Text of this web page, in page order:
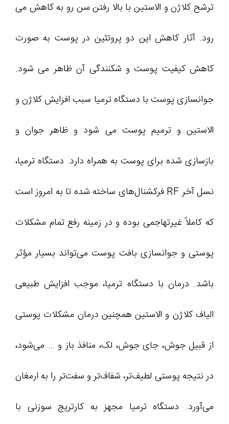
ترشح کلاژن و الاستین با بالا رفتن سن رو به کاهش می
رود. آثار کاهش این دو پروتئین در پوست به صورت
کاهش کیفیت پوست و شکنندگی آن ظاهر می شود.
جوانسازی پوست با دستگاه ترمیا سبب افزایش کلاژن و
الاستین و ترمیم پوست می شود و ظاهر جوان و
بازسازی شده برای پوست به همراه دارد. دستگاه ترمیا،
نسل آخر RF فرکشنال‌های ساخته شده تا به امروز است
که کاملاً غیرتهاجمی بوده و در زمینه رفع تمام مشکلات
پوستی و جوانسازی بافت پوست می‌تواند بسیار مؤثر
باشد. درمان با دستگاه ترمیا، موجب افزایش طبیعی
الیاف کلاژن و الاستین همچنین درمان مشکلات پوستی
از قبیل جوش، جای جوش، لک، منافذ باز و … می‌شود،
در نتیجه پوستی لطیف‌تر، شفاف‌تر و سفت‌تر را به ارمغان
می‌آورد. دستگاه ترمیا مجهز به کارتریج سوزنی با